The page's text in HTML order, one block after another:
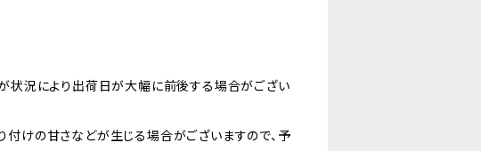
状況により出荷日が大幅に前後する場合がござい
けの甘さなどが生じる場合がございますので、予